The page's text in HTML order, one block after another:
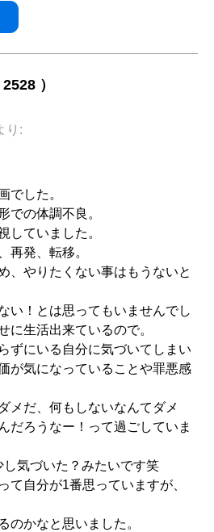
）
り:
でした。
での体調不良。
していました。
再発、転移。
、やりたくない事はもうないと
い！とは思ってもいませんでし
に生活出来ているので。
ずにいる自分に気づいてしまい
が気になっていることや罪悪感
メだ、何もしないなんてダメ
だろうなー！って過ごしていま
気づいた？みたいです笑
て自分が1番思っていますが、
のかなと思いました。